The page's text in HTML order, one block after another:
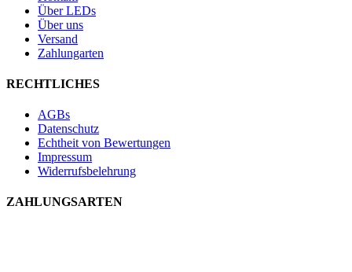
Über LEDs
Über uns
Versand
Zahlungarten
RECHTLICHES
AGBs
Datenschutz
Echtheit von Bewertungen
Impressum
Widerrufsbelehrung
ZAHLUNGSARTEN